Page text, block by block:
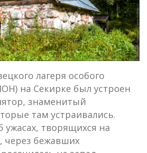
лагеря особого
на Секирке был устроен
знаменитый
там устраивались.
творящихся на
через бежавших